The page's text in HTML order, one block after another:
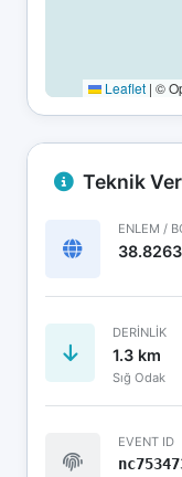
Leaflet | ©
Teknik
ENLEM /
DERINLIK
1.3 km
Sığ Odak
EVENT ID